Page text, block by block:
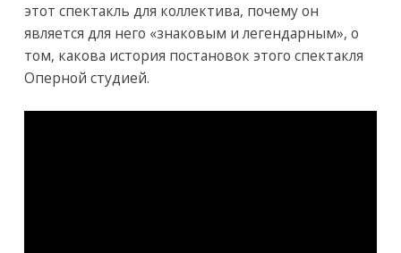
этот спектакль для коллектива, почему он
является для него «знаковым и легендарным», о
том, какова история постановок этого спектакля
Оперной студией.